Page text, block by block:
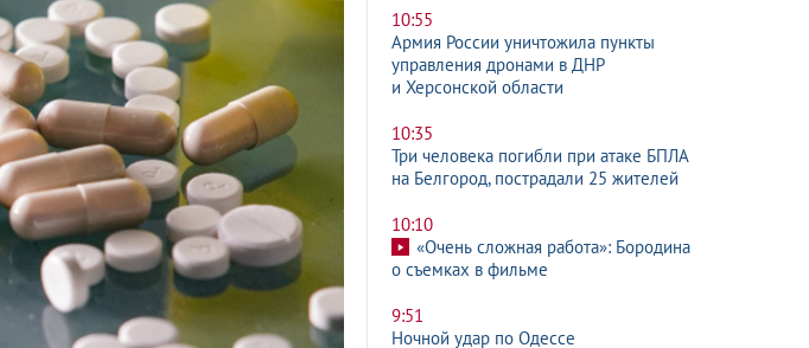
10:55
Армия России уничтожила пункты
управления дронами в ДНР
и Херсонской области
10:35
Три человека погибли при атаке БПЛА
на Белгород, пострадали 25 жителей
10:10
«Очень сложная работа»: Бородина
о съемках в фильме
9:51
Ночной удар по Одессе